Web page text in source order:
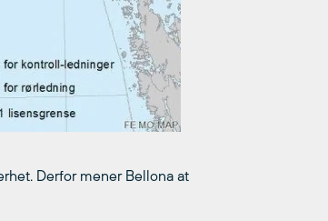
Derfor mener Bellona at